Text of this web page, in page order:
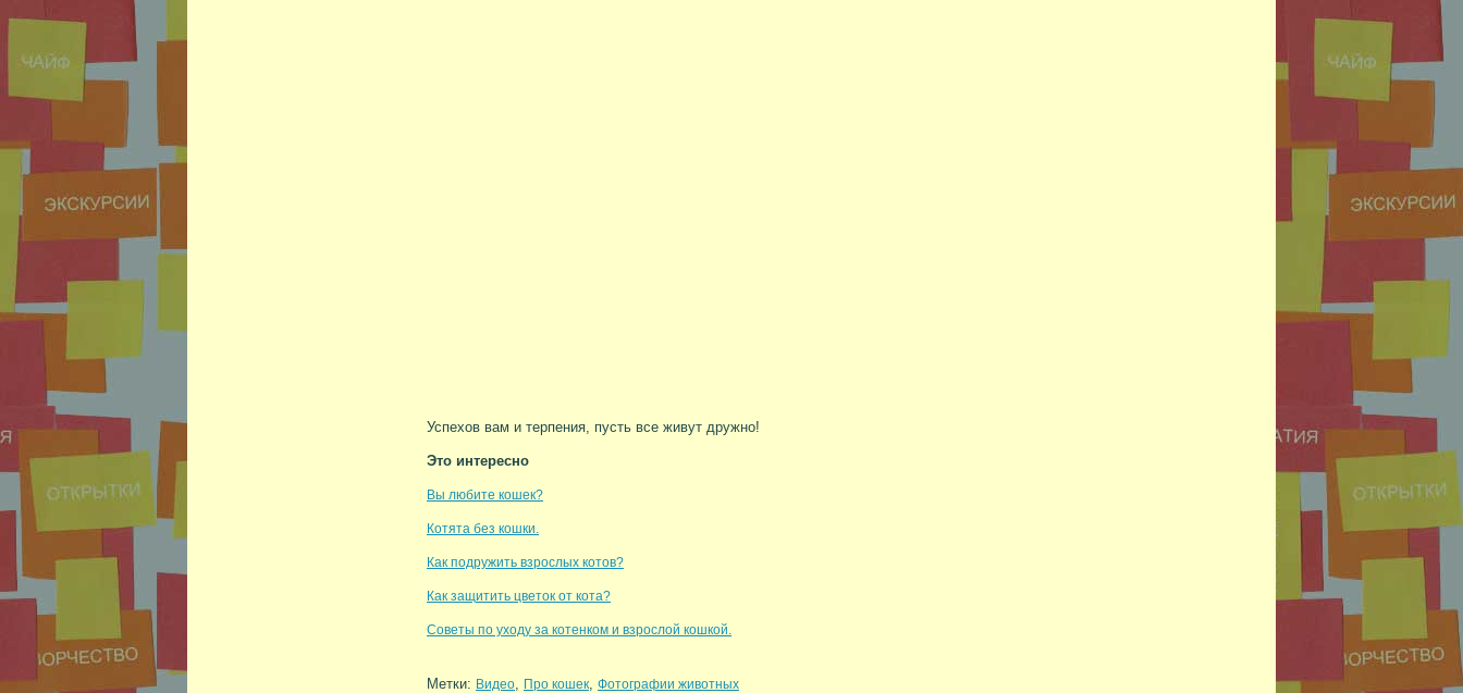
Успехов вам и терпения, пусть все живут дружно!
Это интересно
Вы любите кошек?
Котята без кошки.
Как подружить взрослых котов?
Как защитить цветок от кота?
Советы по уходу за котенком и взрослой кошкой.
Метки: Видео Про кошек Фотографии животных